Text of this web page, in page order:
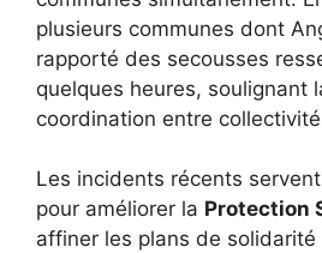
plusieurs communes dont
rapporté des secousses
quelques heures, soulignant
coordination entre
Les incidents récents servent
pour améliorer la Protection
affiner les plans de solidarité